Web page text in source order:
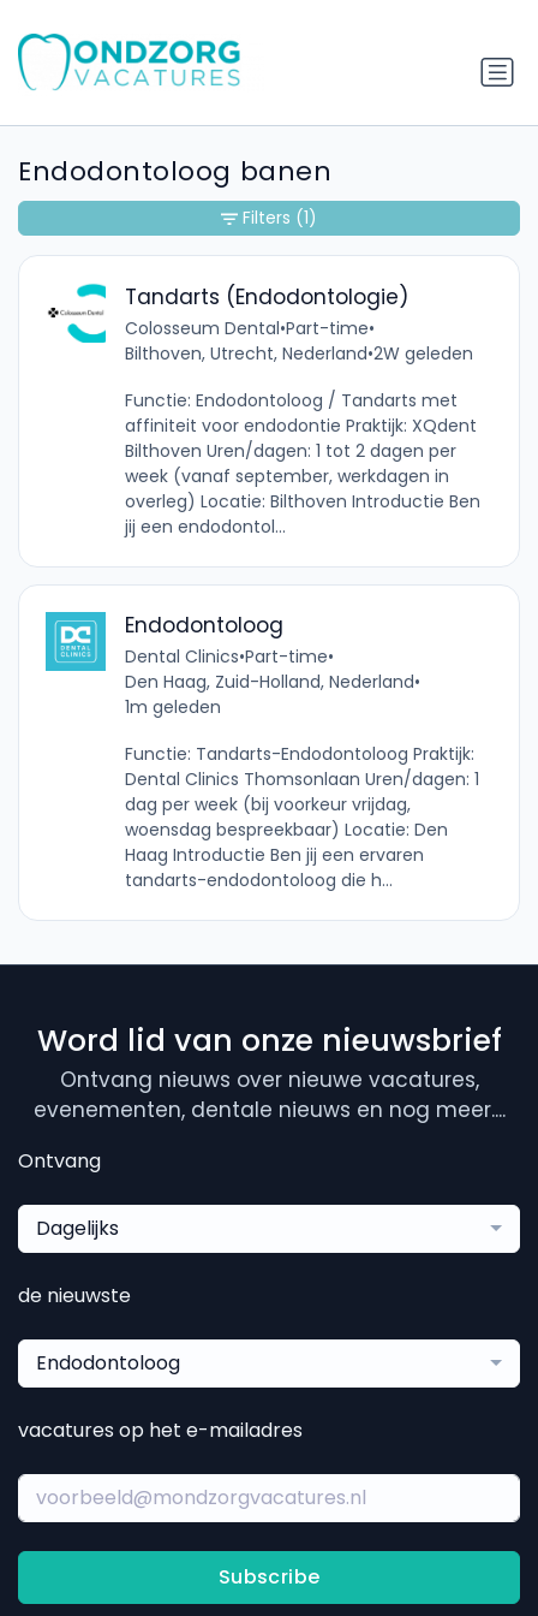
Endodontoloog banen
Tandarts (Endodontologie)
Colosseum Dental•Part-time•
Bilthoven, Utrecht, Nederland•2W geleden
Functie: Endodontoloog / Tandarts met
affiniteit voor endodontie Praktijk: XQdent
Bilthoven Uren/dagen: 1 tot 2 dagen per
week (vanaf september, werkdagen in
overleg) Locatie: Bilthoven Introductie Ben
jij een endodontol...
Endodontoloog
Dental Clinics•Part-time•
Den Haag, Zuid-Holland, Nederland•
1m geleden
Functie: Tandarts-Endodontoloog Praktijk:
Dental Clinics Thomsonlaan Uren/dagen: 1
dag per week (bij voorkeur vrijdag,
woensdag bespreekbaar) Locatie: Den
Haag Introductie Ben jij een ervaren
tandarts-endodontoloog die h...
Filters (1)
Word lid van onze nieuwsbrief
Ontvang nieuws over nieuwe vacatures,
evenementen, dentale nieuws en nog meer....
Ontvang
Dagelijks
de nieuwste
Endodontoloog
vacatures op het e-mailadres
Subscribe